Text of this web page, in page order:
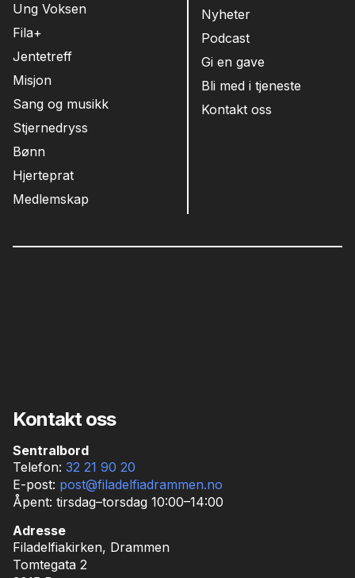
Ung Voksen
Fila+
Jentetreff
Misjon
Sang og musikk
Stjernedryss
Bønn
Hjerteprat
Medlemskap
Nyheter
Podcast
Gi en gave
Bli med i tjeneste
Kontakt oss
Kontakt oss
Sentralbord
Telefon: 32 21 90 20
E-post: post@filadelfiadrammen.no
Åpent: tirsdag–torsdag 10:00–14:00
Adresse
Filadelfiakirken, Drammen
Tomtegata 2